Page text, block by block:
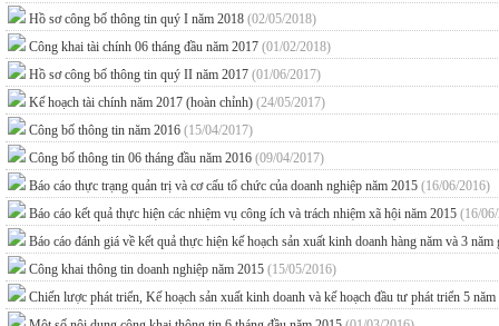
Hồ sơ công bố thông tin quý I năm 2018 (02/05/2018)
Công khai tài chính 06 tháng đầu năm 2017 (01/02/2018)
Hồ sơ công bố thông tin quý II năm 2017 (01/06/2017)
Kế hoạch tài chính năm 2017 (hoàn chỉnh) (24/05/2017)
Công bố thông tin năm 2016 (15/04/2017)
Công bố thông tin 06 tháng đầu năm 2016 (09/04/2017)
Báo cáo thực trạng quản trị và cơ cấu tổ chức của doanh nghiệp năm 2015 (16/06/2016)
Báo cáo kết quả thực hiện các nhiệm vụ công ích và trách nhiệm xã hội năm 2015 (16/
Báo cáo đánh giá về kết quả thực hiện kế hoạch sản xuất kinh doanh hàng năm và 3 năm
Công khai thông tin doanh nghiệp năm 2015 (15/05/2016)
Chiến lược phát triển, Kế hoạch sản xuất kinh doanh và kế hoạch đầu tư phát triển 5